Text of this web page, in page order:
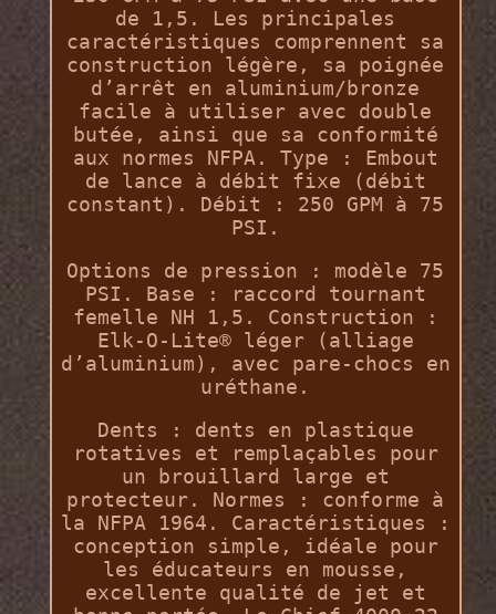
de 1,5. Les principales
caractéristiques comprennent sa
construction légère, sa poignée
d’arrêt en aluminium/bronze
facile à utiliser avec double
butée, ainsi que sa conformité
aux normes NFPA. Type : Embout
de lance à débit fixe (débit
constant). Débit : 250 GPM à 75
PSI.
Options de pression : modèle 75
PSI. Base : raccord tournant
femelle NH 1,5. Construction :
Elk-O-Lite® léger (alliage
d’aluminium), avec pare-chocs en
uréthane.
Dents : dents en plastique
rotatives et remplaçables pour
un brouillard large et
protecteur. Normes : conforme à
la NFPA 1964. Caractéristiques :
conception simple, idéale pour
les éducateurs en mousse,
excellente qualité de jet et